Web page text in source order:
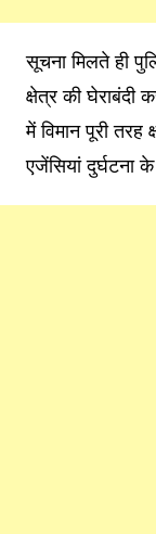
सूचना मिलते ही
क्षेत्र की घेराबंदी
में विमान पूरी
एजेंसियां दुर्घटना